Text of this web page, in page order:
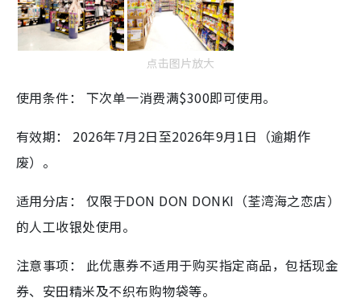
点击图片放大
使用条件： 下次单一消费满$300即可使用。
有效期： 2026年7月2日至2026年9月1日（逾期作
废）。
适用分店： 仅限于DON DON DONKI（荃湾海之恋店）
的人工收银处使用。
注意事项： 此优惠券不适用于购买指定商品，包括现金
券、安田精米及不织布购物袋等。